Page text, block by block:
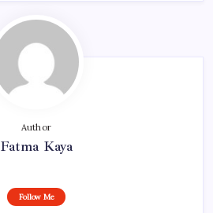
Author
Fatma Kaya
Follow Me